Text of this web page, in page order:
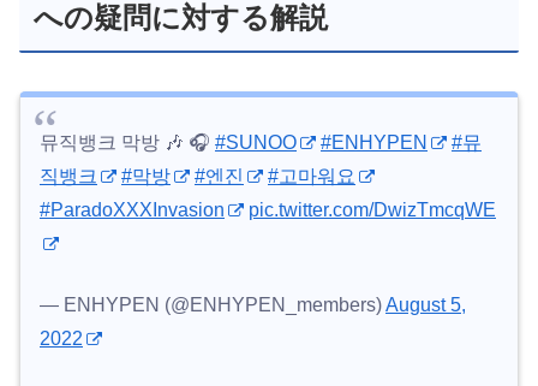
への疑問に対する解説
뮤직뱅크 막방 🎶 🎧 #SUNOO #ENHYPEN
#뮤
직뱅크
#막방 #엔진
#고마워요
#ParadoXXXInvasion
pic.twitter.com/DwizTmcqWE
— ENHYPEN (@ENHYPEN_members)August 5,
2022